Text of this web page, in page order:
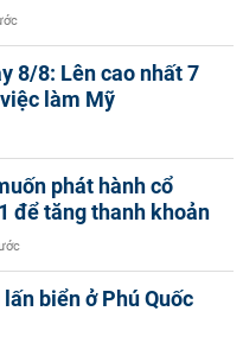
8/8: Lên cao nhất 7
làm Mỹ
phát hành cổ
để tăng thanh khoản
biển ở Phú Quốc